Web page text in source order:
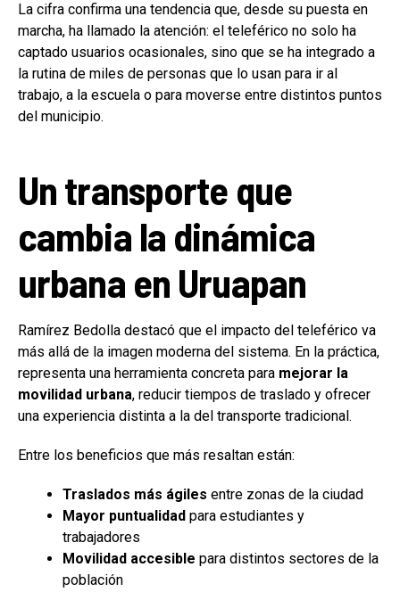
La cifra confirma una tendencia que, desde su puesta en
marcha, ha llamado la atención: el teleférico no solo ha
captado usuarios ocasionales, sino que se ha integrado a
la rutina de miles de personas que lo usan para ir al
trabajo, a la escuela o para moverse entre distintos puntos
del municipio.
Un transporte que
cambia la dinámica
urbana en Uruapan
Ramírez Bedolla destacó que el impacto del teleférico va
más allá de la imagen moderna del sistema. En la práctica,
representa una herramienta concreta para mejorar la
movilidad urbana, reducir tiempos de traslado y ofrecer
una experiencia distinta a la del transporte tradicional.
Entre los beneficios que más resaltan están:
Traslados más ágiles entre zonas de la ciudad
Mayor puntualidad para estudiantes y
trabajadores
Movilidad accesible para distintos sectores de la
población